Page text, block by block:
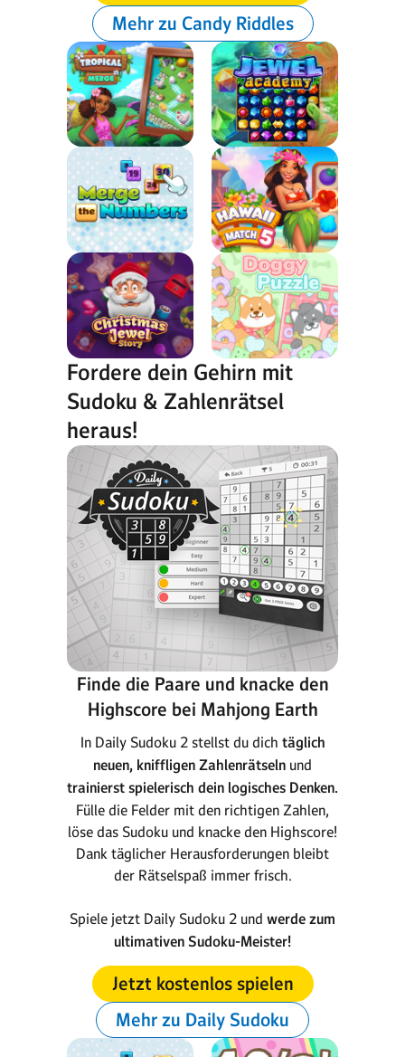
Mehr zu Candy Riddles
Fordere dein Gehirn mit
Sudoku & Zahlenrätsel
heraus!
Finde die Paare und knacke den
Highscore bei Mahjong Earth
In Daily Sudoku 2 stellst du dich täglich
neuen, kniffligen Zahlenrätseln und
trainierst spielerisch dein logisches Denken.
Fülle die Felder mit den richtigen Zahlen,
löse das Sudoku und knacke den Highscore!
Dank täglicher Herausforderungen bleibt
der Rätselspaß immer frisch.
Spiele jetzt Daily Sudoku 2 und werde zum
ultimativen Sudoku-Meister!
Jetzt kostenlos spielen
Mehr zu Daily Sudoku